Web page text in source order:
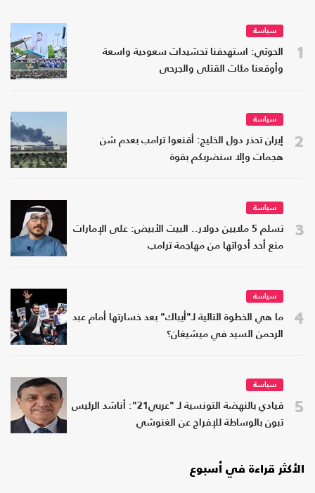
1
سياسة
الحوثي: استهدفنا تحشيدات سعودية واسعة
وأوقعنا مئات القتلى والجرحى
2
سياسة
إيران تحذر دول الخليج: أقنعوا ترامب بعدم شن
هجمات وإلا سنضربكم بقوة
3
سياسة
تسلم 5 ملايين دولار.. البيت الأبيض: على الإمارات
منع أحد أدواتها من مهاجمة ترامب
4
سياسة
ما هي الخطوة التالية لـ"أيباك" بعد خسارتها أمام عبد
الرحمن السيد في ميشيغان؟
5
سياسة
قيادي بالنهضة التونسية لـ "عربي21": أناشد الرئيس
تبون بالوساطة للإفراج عن الغنوشي
الأكثر قراءة في أسبوع